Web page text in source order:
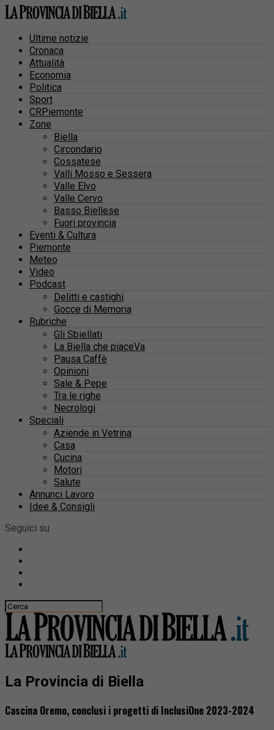
Ultime notizie
Cronaca
Attualità
Economia
Politica
Sport
CRPiemonte
Zone
Biella
Circondario
Cossatese
Valli Mosso e Sessera
Valle Elvo
Valle Cervo
Basso Biellese
Fuori provincia
Eventi & Cultura
Piemonte
Meteo
Video
Podcast
Delitti e castighi
Gocce di Memoria
Rubriche
Gli Sbiellati
La Biella che piaceVa
Pausa Caffè
Opinioni
Sale & Pepe
Tra le righe
Necrologi
Speciali
Aziende in Vetrina
Casa
Cucina
Motori
Salute
Annunci Lavoro
Idee & Consigli
Seguici su
La Provincia di Biella
Cascina Oremo, conclusi i progetti di InclusiOne 2023-2024